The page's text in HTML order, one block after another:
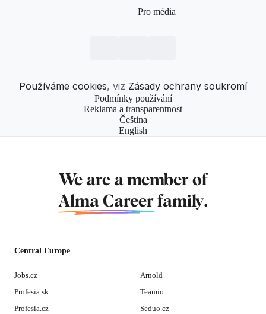
Pro média
Používáme cookies, viz Zásady ochrany soukromí
Podmínky používání
Reklama a transparentnost
Čeština
English
We are a member of
Alma Career family.
Central Europe
Jobs.cz
Profesia.sk
Profesia.cz
Arnold
Teamio
Seduo.cz